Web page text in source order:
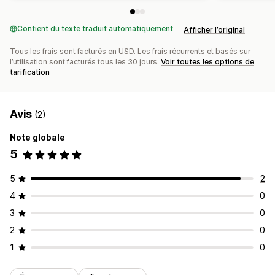
Contient du texte traduit automatiquement Afficher l’original
Tous les frais sont facturés en USD. Les frais récurrents et basés sur
l’utilisation sont facturés tous les 30 jours. Voir toutes les options de
tarification
Avis (2)
Note globale
5
5
2
4
0
3
0
2
0
1
0